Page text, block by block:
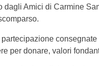
dagli Amici di Carmine
per donare, valori